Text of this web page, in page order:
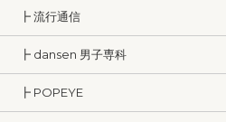
┣ 流行通信
┣ dansen 男子専科
┣ POPEYE